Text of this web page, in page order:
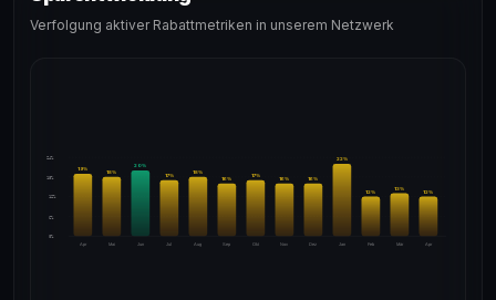
Verfolgung aktiver Rabattmetriken in unserem Netzwerk
24%
18%
12%
6%
0%
Apr
19%
Mai
18%
Jun
20%
Jul
17%
Aug
18%
Sep
16%
Okt
17%
Nov
16%
Dez
16%
Jan
22%
Feb
12%
Mär
13%
Apr
12%